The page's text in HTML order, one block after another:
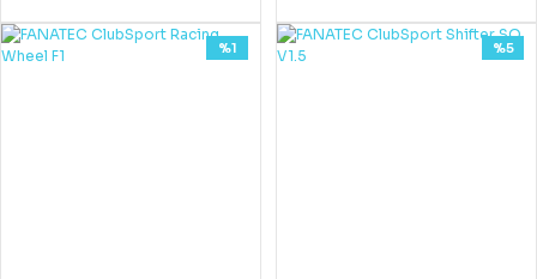
%1 %5